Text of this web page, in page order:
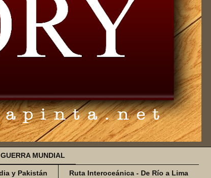
GUERRA MUNDIAL
y Pakistán Ruta Interoceánica - De Río a Lima